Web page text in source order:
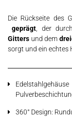
Die Rückseite des
geprägt, der
Gitters und dem
sorgt und ein echtes
360° Design: